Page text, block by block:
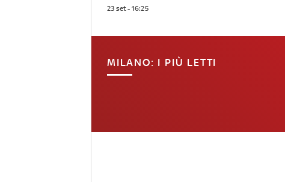
23 set - 16:25
MILANO: I PIÙ LETTI